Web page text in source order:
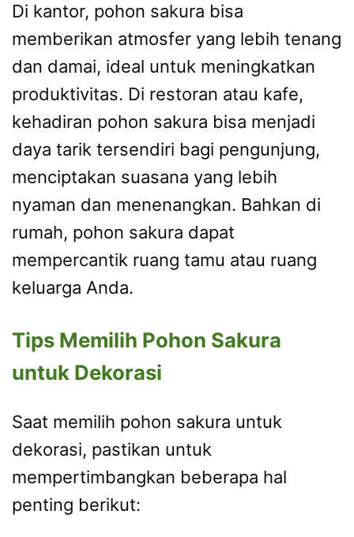
Di kantor, pohon sakura bisa
memberikan atmosfer yang lebih tenang
dan damai, ideal untuk meningkatkan
produktivitas. Di restoran atau kafe,
kehadiran pohon sakura bisa menjadi
daya tarik tersendiri bagi pengunjung,
menciptakan suasana yang lebih
nyaman dan menenangkan. Bahkan di
rumah, pohon sakura dapat
mempercantik ruang tamu atau ruang
keluarga Anda.
Tips Memilih Pohon Sakura
untuk Dekorasi
Saat memilih pohon sakura untuk
dekorasi, pastikan untuk
mempertimbangkan beberapa hal
penting berikut: